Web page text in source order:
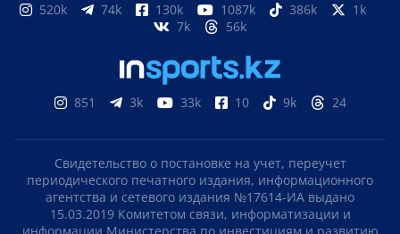
520k 74k 130k 1087k 386k
1k
7k
56k
851 3k 33k 10 9k 24
Свидетельство о постановке на учет, переучет
периодического печатного издания, информационного
агентства и сетевого издания №17614-ИА выдано
15.03.2019 Комитетом связи, информатизации и